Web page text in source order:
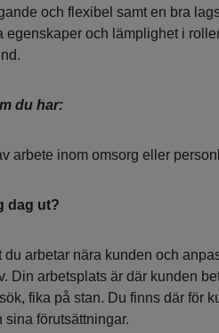
och flexibel samt en bra
egenskaper och lämplighet i
du har:
arbete inom omsorg eller
dag ut?
du arbetar nära kunden och
Din arbetsplats är där kunden
fika på stan. Du finns där för
sina förutsättningar.